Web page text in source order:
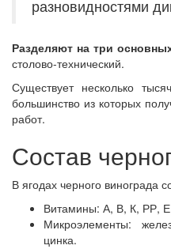
разновидностями
Разделяют на три
столово-технический.
Существует несколько
большинство из которых
работ.
Состав
В ягодах черного винограда
Витамины: А, В, К, РР,
Микроэлементы:
цинка.